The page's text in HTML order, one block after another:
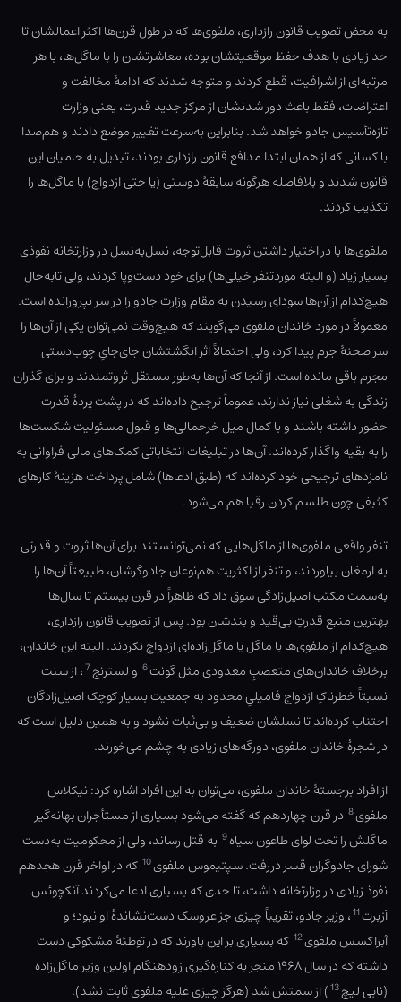
به محض تصویب قانون رازداری، ملفوی‌ها که در طول قرن‌ها اکثر اعمالشان تا
حد زیادی با هدف حفظ موقعیتشان بوده، معاشرتشان را با ماگل‌ها، با هر
مرتبه‌ای از اشرافیت، قطع کردند و متوجه شدند که ادامهٔ مخالفت و
اعتراضات، فقط باعث دور شدنشان از مرکز جدید قدرت، یعنی وزارت
تازه‌تأسیس جادو خواهد شد. بنابراین به‌سرعت تغییر موضع دادند و هم‌صدا
با کسانی که از همان ابتدا مدافع قانون رازداری بودند، تبدیل به حامیان این
قانون شدند و بلافاصله هرگونه سابقهٔ دوستی (یا حتی ازدواج) با ماگل‌ها را
تکذیب کردند.
ملفوی‏‌ها با در اختیار داشتن ثروت قابل‌توجه، نسل‌به‌نسل در وزارتخانه نفوذی
بسیار زیاد (و البته موردتنفر خیلی‌ها) برای خود دست‌وپا کردند، ولی تابه‌حال
هیچ‌کدام از آن‌ها سودای رسیدن به مقام وزارت جادو را در سر نپرورانده است.
معمولاً در مورد خاندان ملفوی‏ می‌گویند که هیچ‌وقت نمی‌توان یکی از آن‌ها را
سر صحنهٔ جرم پیدا کرد، ولی احتمالاً اثر انگشتشان جای‌جایِ چوب‌دستی
مجرم باقی مانده است. از آنجا که آن‌ها به‌طور مستقل ثروتمندند و برای گذران
زندگی به شغلی نیاز ندارند، عموماً ترجیح داده‌اند که در پشت پردهٔ قدرت
حضور داشته باشند و با کمال میل خرحمالی‌ها و قبول مسئولیت شکست‌ها
را به بقیه واگذار کرده‌اند. آن‌ها در تبلیغات انتخاباتی کمک‌های مالی فراوانی به
نامزدهای ترجیحی خود کرده‌اند که (طبق ادعاها) شامل پرداخت هزینهٔ کارهای
کثیفی چون طلسم کردن رقبا هم می‌شود.
تنفر واقعی ملفوی‏‌ها از ماگل‌هایی که نمی‌توانستند برای آن‌ها ثروت و قدرتی
به ارمغان بیاوردند، و تنفر از اکثریت هم‌نوعان جادوگرشان، طبیعتاً آن‌ها را
به‌سمت مکتب اصیل‌زادگی سوق داد که ظاهراً در قرن بیستم تا سال‌ها
بهترین منبع قدرتِ بی‌قید و بندشان بود. پس از تصویب قانون رازداری،
هیچ‌کدام از ملفوی‏‌ها با ماگل یا ماگل‌زاده‌ای ازدواج نکردند. البته این خاندان،
برخلاف خاندان‌های متعصبِ معدودی مثل گونت‏6 و لسترنج‏7، از سنت
نسبتاً خطرناکِ ازدواج فامیلیِ محدود به جمعیت بسیار کوچک اصیل‌زادگان
اجتناب کرده‌اند تا نسلشان ضعیف و بی‌ثبات نشود و به همین دلیل است که
در شجرهٔ خاندان ملفوی، دورگه‌های زیادی به چشم می‌خورند.
از افراد برجستهٔ خاندان ملفوی، می‌توان به این افراد اشاره کرد: نیکلاس
ملفوی8 در قرن چهاردهم که گفته می‌شود بسیاری از مستأجران بهانه‌گیر
ماگلش را تحت لوای طاعون سیاه9 به قتل رساند، ولی از محکومیت به‌دست
شورای جادوگران قسر دررفت. سپتیموس ملفوی10 که در اواخر قرن هجدهم
نفوذ زیادی در وزارتخانه داشت، تا حدی که بسیاری ادعا می‌کردند آنکچوئس
آزبرت11، وزیر جادو، تقریباً چیزی جز عروسک دست‌نشاندهٔ او نبود؛ و
آبراکسس ملفوی12 که بسیاری بر این باورند که در توطئهٔ مشکوکی دست
داشته که در سال ۱۹۶۸ منجر به کناره‌گیری زودهنگام اولین وزیر ماگل‌زاده
(نابی لیچ13) از سمتش شد (هرگز چیزی علیه ملفوی ثابت نشد).